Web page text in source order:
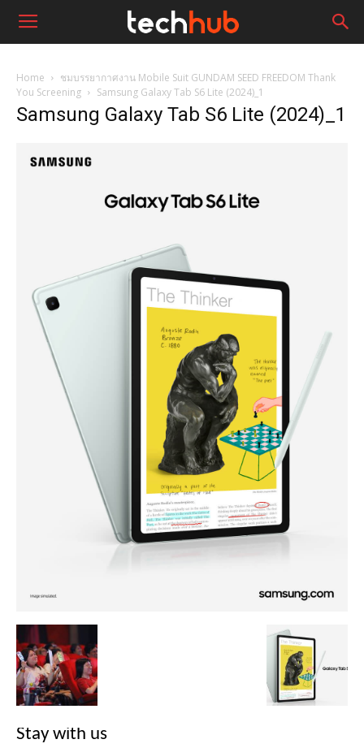
Home
ชมบรรยากาศงาน Mobile Suit GUNDAM SEED FREEDOM Thank
You Screening
Samsung Galaxy Tab S6 Lite (2024)_1
Samsung Galaxy Tab S6 Lite (2024)_1
Stay with us